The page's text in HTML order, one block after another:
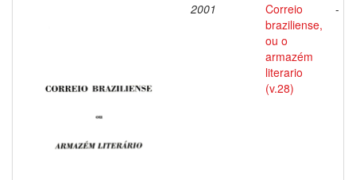
2001
Correio
braziliense,
ou o
armazém
literario
(v.28)
-